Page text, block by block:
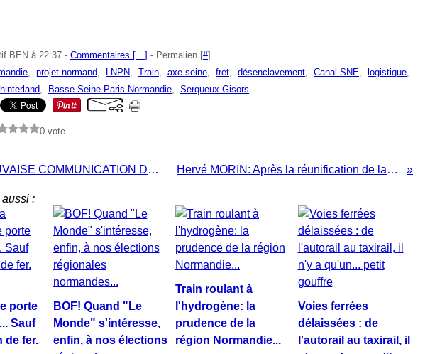
BEN à 22:37 - Commentaires […] - Permalien [#]
, projet normand, LNPN, Train, axe seine, fret, désenclavement, Canal SNE, logistique,
hinterland, Basse Seine Paris Normandie, Serqueux-Gisors
0 vote
TRÈS MAUVAISE COMMUNICATION DE LA FROMAGERIE E. GRAINDORGE! Hervé MORIN: Après la réunification de la Normandie, la réunification du Centre?
aussi :
porte
Sauf
de fer.
BOF! Quand "Le
Monde" s'intéresse,
enfin, à nos élections
Train roulant à
l'hydrogène: la
prudence de la
région Normandie...
Voies ferrées
délaissées : de
l'autorail au taxirail, il